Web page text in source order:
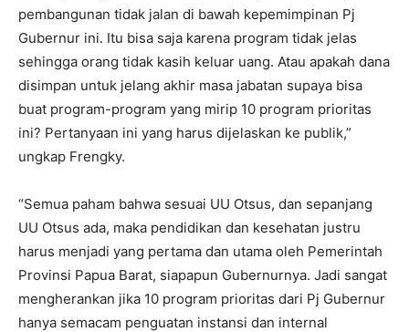
pembangunan tidak jalan di bawah kepemimpinan Pj
Gubernur ini. Itu bisa saja karena program tidak jelas
sehingga orang tidak kasih keluar uang. Atau apakah dana
disimpan untuk jelang akhir masa jabatan supaya bisa
buat program-program yang mirip 10 program prioritas
ini? Pertanyaan ini yang harus dijelaskan ke publik,”
ungkap Frengky.
“Semua paham bahwa sesuai UU Otsus, dan sepanjang
UU Otsus ada, maka pendidikan dan kesehatan justru
harus menjadi yang pertama dan utama oleh Pemerintah
Provinsi Papua Barat, siapapun Gubernurnya. Jadi sangat
mengherankan jika 10 program prioritas dari Pj Gubernur
hanya semacam penguatan instansi dan internal